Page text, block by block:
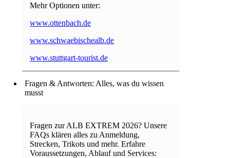
Mehr Optionen unter:
www.ottenbach.de
www.schwaebischealb.de
www.stuttgart-tourist.de
Fragen & Antworten: Alles, was du wissen
musst
Fragen zur ALB EXTREM 2026? Unsere
FAQs klären alles zu Anmeldung,
Strecken, Trikots und mehr. Erfahre
Voraussetzungen, Ablauf und Services: